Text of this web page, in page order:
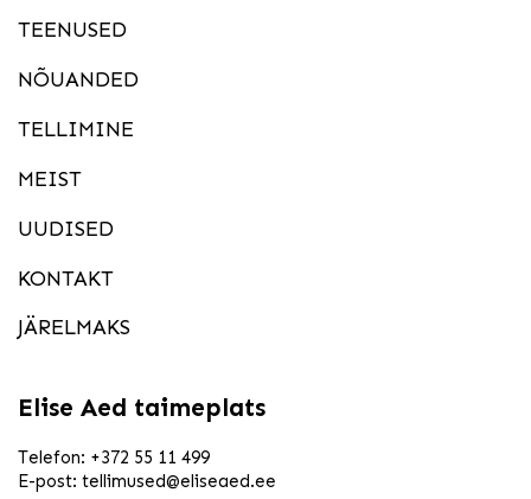
TEENUSED
NÕUANDED
TELLIMINE
MEIST
UUDISED
KONTAKT
JÄRELMAKS
Elise Aed taimeplats
Telefon: +372 55 11 499
E-post: tellimused@eliseaed.ee